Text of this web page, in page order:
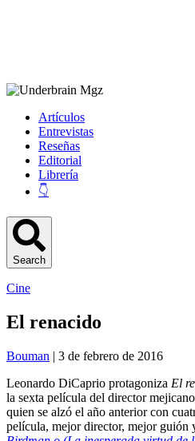
Artículos
Entrevistas
Reseñas
Editorial
Librería
👇
Search
Cine
El renacido
Bouman | 3 de febrero de 2016
Leonardo DiCaprio protagoniza El
la sexta película del director
quien se alzó el año anterior con
película, mejor director, mejor guión